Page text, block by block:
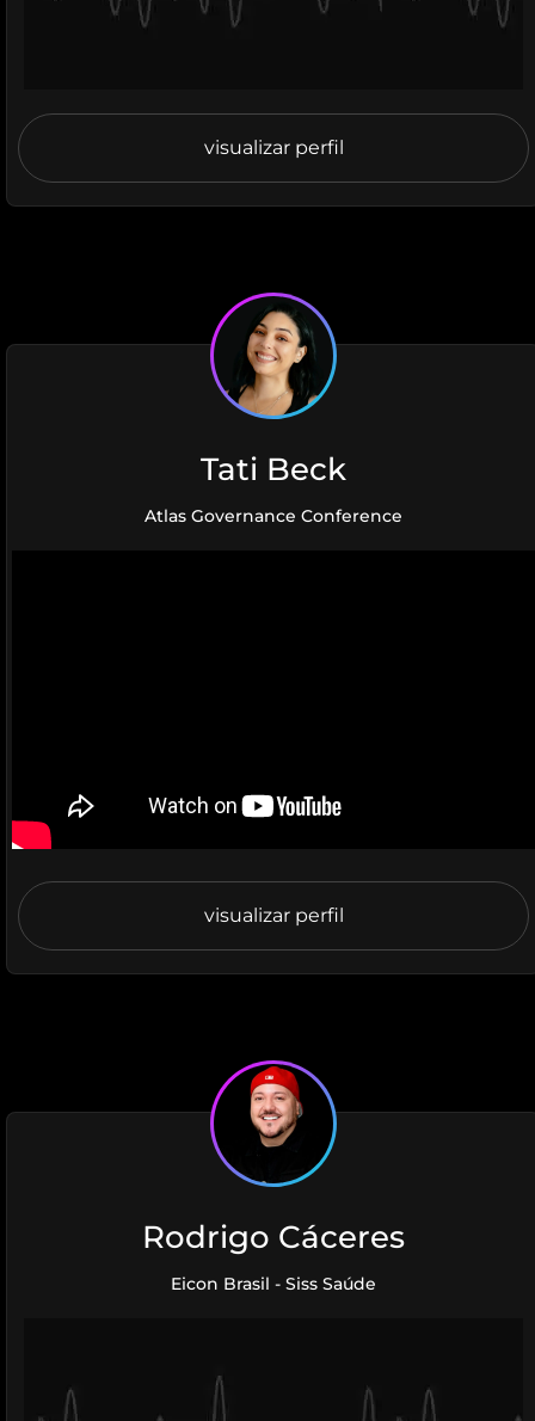
visualizar perfil
Tati Beck
Atlas Governance Conference
visualizar perfil
Rodrigo Cáceres
Eicon Brasil - Siss Saúde